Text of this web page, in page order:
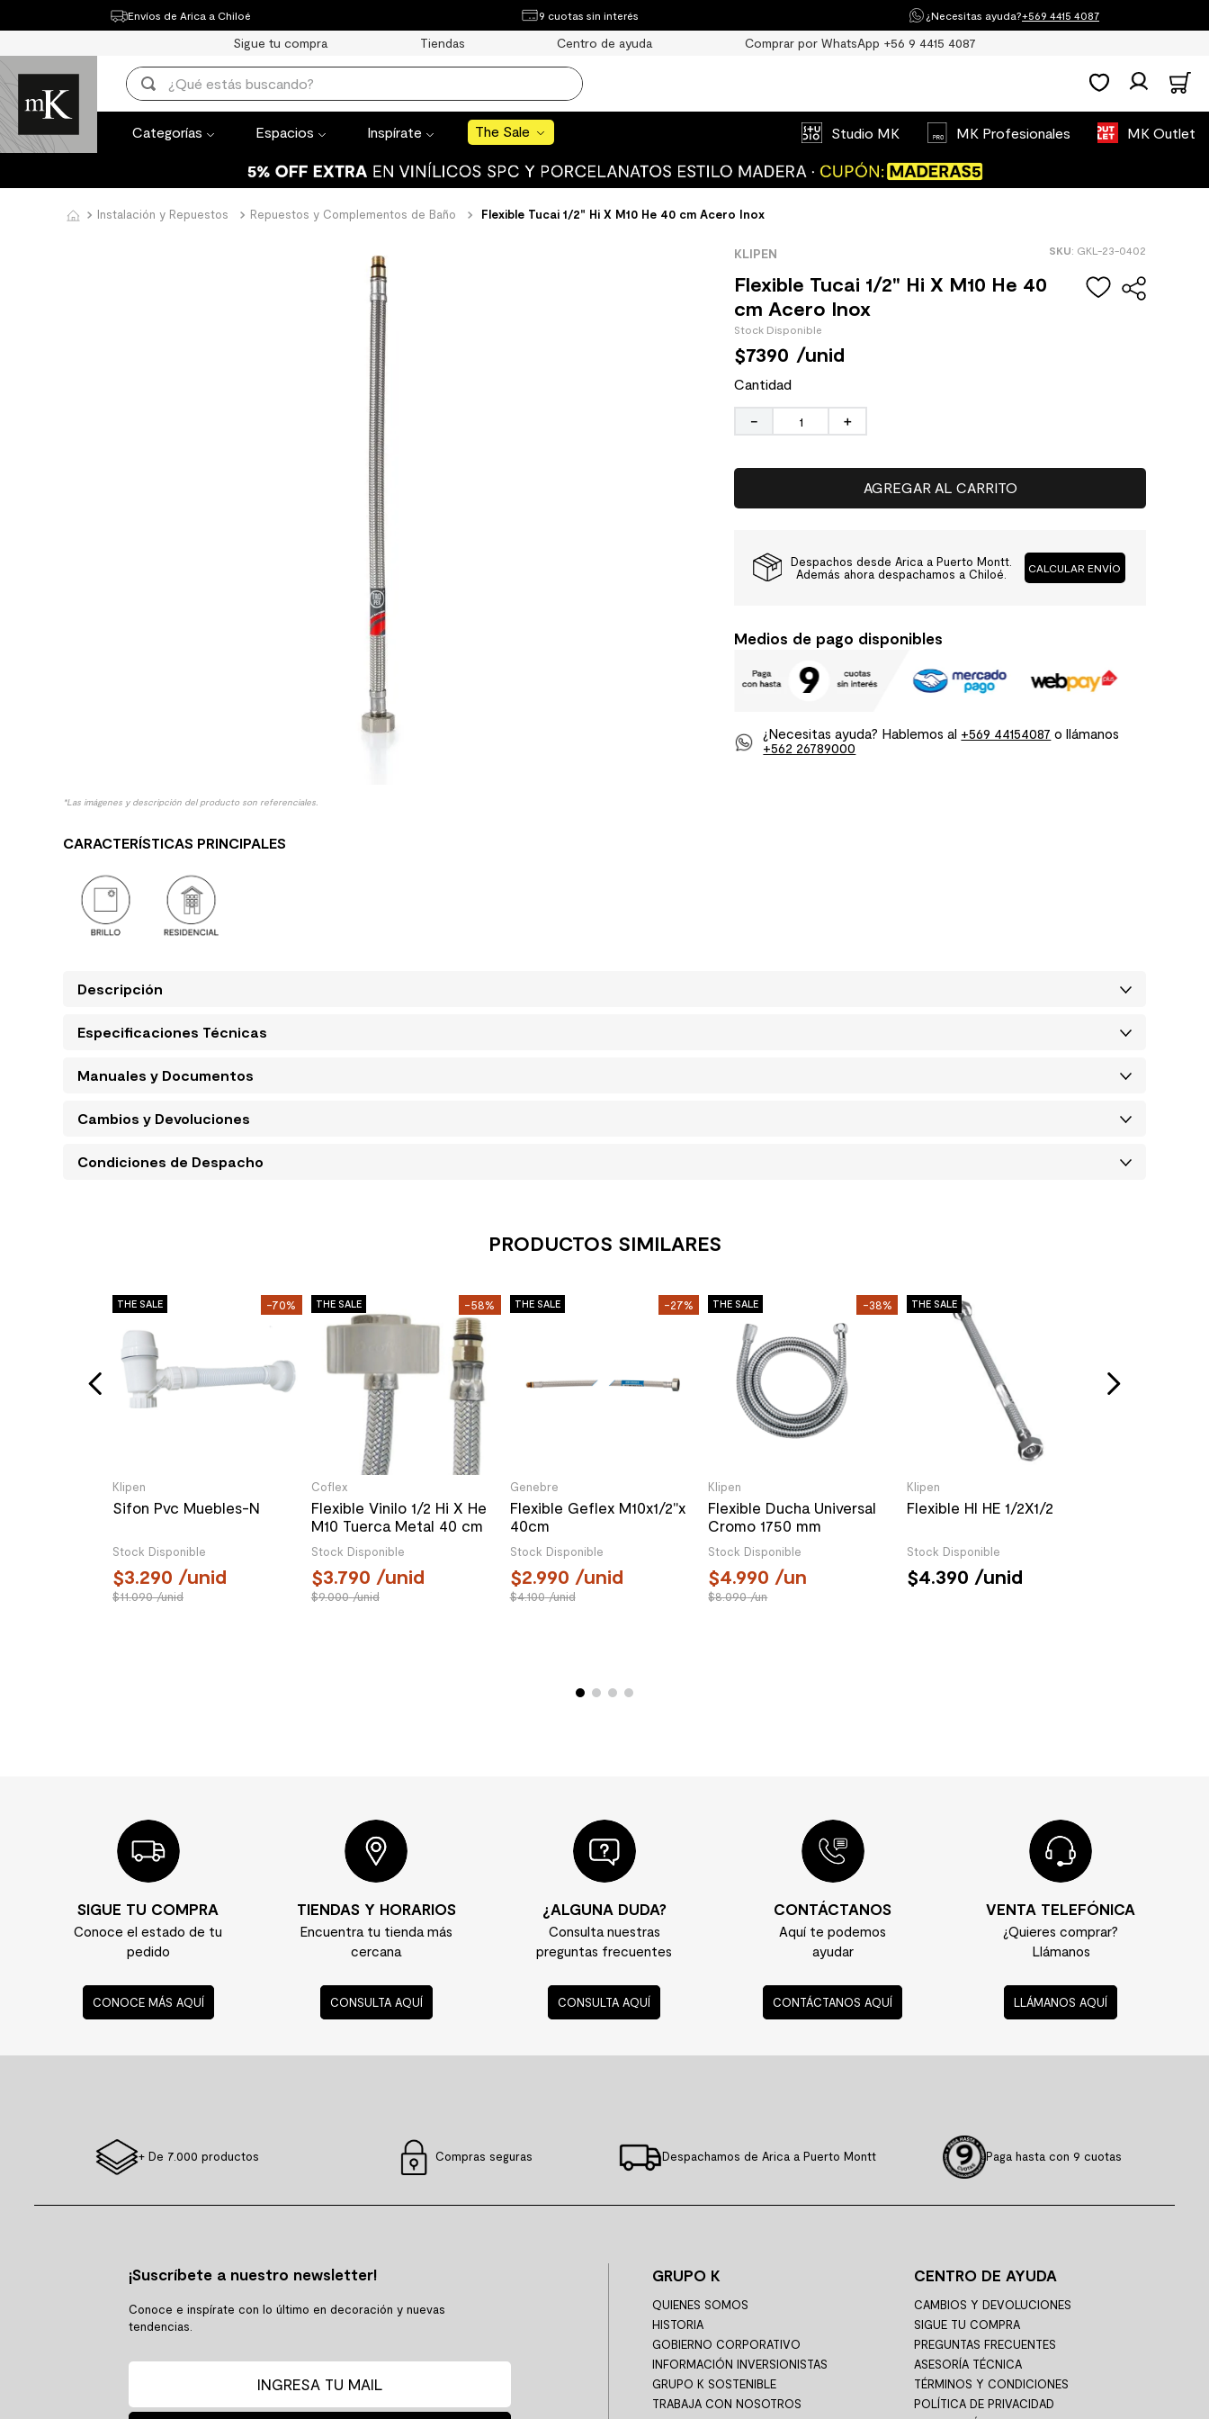
Envíos de Arica a Chiloé 9 cuotas sin interés ¿Necesitas ayuda?+569 4415 4087
Sigue tu compra Tiendas Centro de ayuda Comprar por WhatsApp +56 9 4415 4087
¿Qué estás buscando?
3. lavaplatos
Categorías Espacios Inspírate The Sale Studio MK MK Profesionales MK Outlet
Categorías Espacios Inspírate The Sale
¿Qué estás buscando?
TÉRMINOS MÁS BUSCADOS
1. mueble baño
2 mampara
4. espejo
5. ceramica muro
porcelanato mate
piso vinilico
receptaculo
columna ducha
Instalación y Repuestos Repuestos y Complementos de Baño Flexible Tucai 1/2" Hi X M10 He 40 cm Acero Inox
*Las imágenes y descripción del producto son referenciales.
CARACTERÍSTICAS PRINCIPALES
KLIPEN : GKL-23-0402
Flexible Tucai 1/2" Hi X M10 He 40
cm Acero Inox
Stock Disponible
$7390 /unid
Cantidad
＋
－
AGREGAR AL CARRITO
Despachos desde Arica a Puerto Montt.
Además ahora despachamos a Chiloé.
CALCULAR ENVÍO
Medios de pago disponibles
¿Necesitas ayuda? Hablemos al +569 44154087 o llámanos
+562 26789000
Descripción
Especificaciones Técnicas
Manuales y Documentos
Cambios y Devoluciones
Condiciones de Despacho
PRODUCTOS SIMILARES
THE SALE -70%
Klipen
Sifon Pvc Muebles-N
Stock Disponible
3.290 /unid
11.090/unid
THE SALE -58%
Coflex
Flexible Vinilo 1/2 Hi X He
M10 Tuerca Metal 40 cm
Stock Disponible
3.790 /unid
9.000/unid
THE SALE -27%
Genebre
Flexible Geflex M10x1/2"x
40cm
Stock Disponible
2.990 /unid
4.100/unid
THE SALE -38%
Klipen
Flexible Ducha Universal
Cromo 1750 mm
Stock Disponible
4.990 /un
8.090/un
THE SALE
Klipen
Flexible HI HE 1/2X1/2
Stock Disponible
4.390 /unid
4.990
SIGUE TU COMPRA
Conoce el estado de tu
pedido
CONOCE MÁS AQUÍ
TIENDAS Y HORARIOS
Encuentra tu tienda más
cercana
CONSULTA AQUÍ
¿ALGUNA DUDA?
Consulta nuestras
preguntas frecuentes
CONSULTA AQUÍ
CONTÁCTANOS
Aquí te podemos
ayudar
CONTÁCTANOS AQUÍ
VENTA TELEFÓNICA
¿Quieres comprar?
Llámanos
LLÁMANOS AQUÍ
+ De 7.000 productos Compras seguras Despachamos de Arica a Puerto Montt Paga hasta con 9 cuotas
¡Suscríbete a nuestro newsletter!
Conoce e inspírate con lo último en decoración y nuevas
tendencias.
GRUPO K
QUIENES SOMOS
HISTORIA
GOBIERNO CORPORATIVO
INFORMACIÓN INVERSIONISTAS
GRUPO K SOSTENIBLE
TRABAJA CON NOSOTROS
CENTRO DE AYUDA
CAMBIOS Y DEVOLUCIONES
SIGUE TU COMPRA
PREGUNTAS FRECUENTES
ASESORÍA TÉCNICA
TÉRMINOS Y CONDICIONES
POLÍTICA DE PRIVACIDAD